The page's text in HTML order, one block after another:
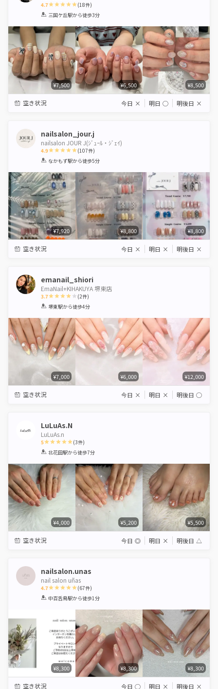
4.7
1 2 3 4 5
(18件)
三国ケ丘駅から徒歩3分
¥7,500 ¥6,500 ¥8,500
空き状況 今日 × 明日 ◯ 明後日 ×
nailsalon_jour.j
nailsalon JOUR J(ｼﾞｭｰﾙ・ｼﾞｪｲ)
4.9
1 2 3 4 5
(107件)
なかもず駅から徒歩5分
¥7,920 ¥8,800 ¥8,800
空き状況 今日 × 明日 × 明後日 ×
emanail_shiori
EmaNail+KIHAKUYA 堺東店
3.7
1 2 3 4 5
(2件)
堺東駅から徒歩4分
¥7,000 ¥6,000 ¥12,000
空き状況 今日 × 明日 × 明後日 ◯
LuLuAs.N
LuLuAs.n
5
1 2 3 4 5
(3件)
北花田駅から徒歩7分
¥4,000 ¥5,200 ¥5,500
空き状況 今日 ◎ 明日 × 明後日 △
nailsalon.unas
nail salon uñas
4.7
1 2 3 4 5
(67件)
中百舌鳥駅から徒歩1分
¥8,300 ¥8,300 ¥8,300
空き状況 今日 ◯ 明日 × 明後日 ×